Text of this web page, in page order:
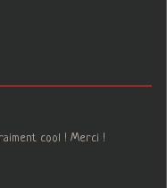
cool ! Merci !